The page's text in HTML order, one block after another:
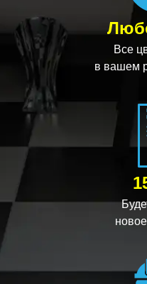
Все
в вашем